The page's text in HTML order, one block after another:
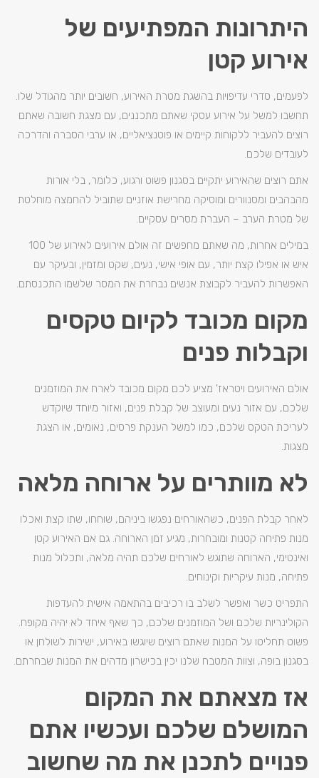
היתרונות המפתיעים של
אירוע קטן
לפעמים, סדרי עדיפויות בהשגת מטרת האירוע, חשובים יותר מהגודל שלו.
תחשבו למשל על אירוע עסקי שאתם מתכננים, עם מצגת חשובה שאתם
רוצים להעביר ללקוחות קיימים או פוטנציאליים, או ערבי הסברה והדרכה
לעובדים שלכם.
אתם רוצים שהאירוע יתקיים בסגנון פשוט ורגוע, כלומר, בלי אורות
מהבהבים ומסנוורים ומוסיקה מחרישת אוזניים שתוביל להחמצה מוחלטת
של מטרת הערב – העברת מסרים עסקיים.
במילים אחרות, מה שאתם מחפשים זה אולם אירועים לאירוע של 100
איש או אפילו קצת יותר, עם אופי אישי, נעים, שקט ומזמין, ובעיקר עם
האפשרות להעביר לקבוצת אנשים נבחרת את המסר שלשמו התכנסתם.
מקום מכובד לקיום טקסים
וקבלות פנים
אולם האירועים ויטראז' מציע לכם מקום מכובד לארח את המוזמנים
שלכם, עם אזור נעים ומעוצב של קבלת פנים, ואזור מיוחד שיוקדש
לעריכת הטקס שלכם, כמו למשל הענקת פרסים, נאומים, או הצגת
מצגות.
לא מוותרים על ארוחה מלאה
לאחר קבלת הפנים, כשהאורחים נפגשו ביניהם, שוחחו, שתו קצת ואכלו
מנות פתיחה קטנות ומובחרות, מגיע זמן הארוחה. גם אם האירוע קטן
ואינטימי, הארוחה שתוגש לאורחים שלכם תהיה מלאה, ותכלול מנות
פתיחה, מנות עיקריות וקינוחים.
התפריט כשר ואפשר לשלב בו רכיבים בהתאמה אישית להעדפות
הקולינריות שלכם ושל המוזמנים שלכם, כך שאף איחד לא יהיה מקופח.
פשוט תחליטו על המנות שאתם רוצים שיוגשו באירוע, ישירות לשולחן או
בסגנון בופה, וצוות המטבח שלנו יכין בכישרון מדהים את המנות שבחרתם.
אז מצאתם את המקום
המושלם שלכם ועכשיו אתם
פנויים לתכנן את מה שחשוב